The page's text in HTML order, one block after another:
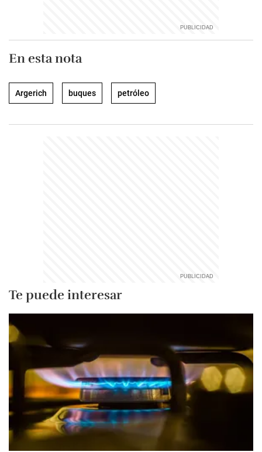
En esta nota
Argerich buques petróleo
Te puede interesar